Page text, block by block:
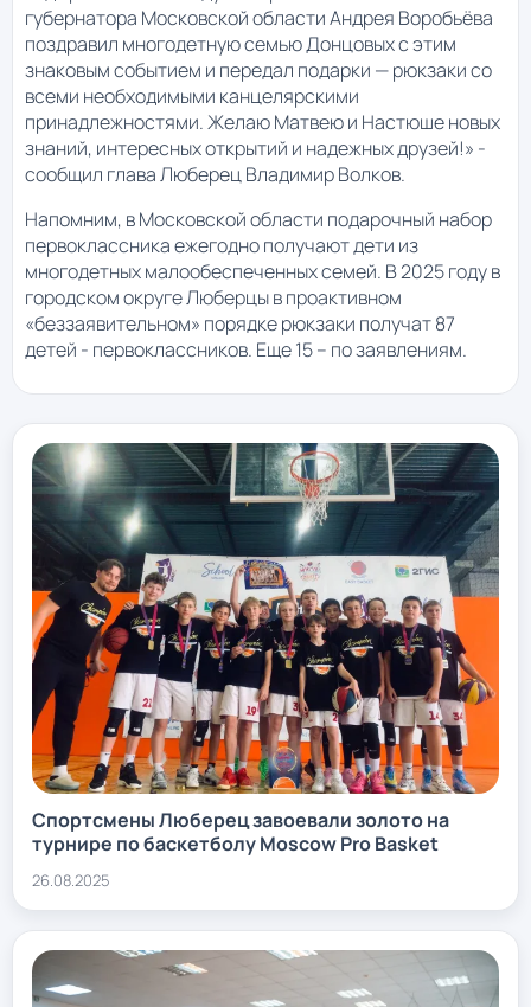
губернатора Московской области Андрея Воробьёва
поздравил многодетную семью Донцовых с этим
знаковым событием и передал подарки — рюкзаки со
всеми необходимыми канцелярскими
принадлежностями. Желаю Матвею и Настюше новых
знаний, интересных открытий и надежных друзей!» -
сообщил глава Люберец Владимир Волков.
Напомним, в Московской области подарочный набор
первоклассника ежегодно получают дети из
многодетных малообеспеченных семей. В 2025 году в
городском округе Люберцы в проактивном
«беззаявительном» порядке рюкзаки получат 87
детей - первоклассников. Еще 15 – по заявлениям.
Спортсмены Люберец завоевали золото на
турнире по баскетболу Moscow Pro Basket
26.08.2025